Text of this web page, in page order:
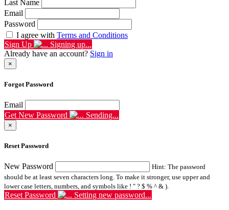
Last Name
Email
Password
I agree with Terms and Conditions
Sign Up
Signing up...
Already have an account? Sign in
×
Forgot Password
Email
Get New Password
Sending...
×
Reset Password
New Password
Hint: The password
should be at least seven characters long. To make it stronger, use upper and
lower case letters, numbers, and symbols like ! " ? $ % ^ & ).
Reset Password Setting new password...